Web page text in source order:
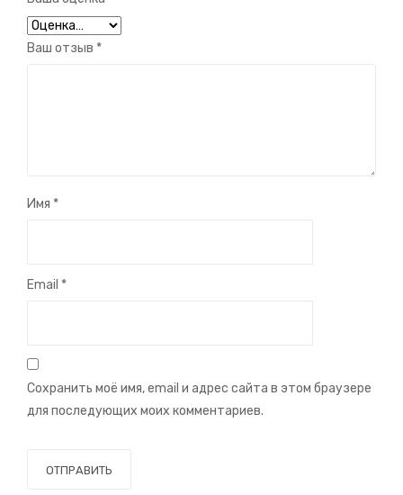
Ваш отзыв *
Имя *
Email *
Сохранить моё имя, email и адрес сайта в этом браузере
для последующих моих комментариев.